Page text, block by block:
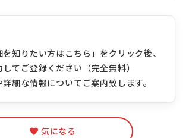
知りたい方はこちら」をクリック後、
てご登録ください（完全無料）
細な情報についてご案内致します。
気になる